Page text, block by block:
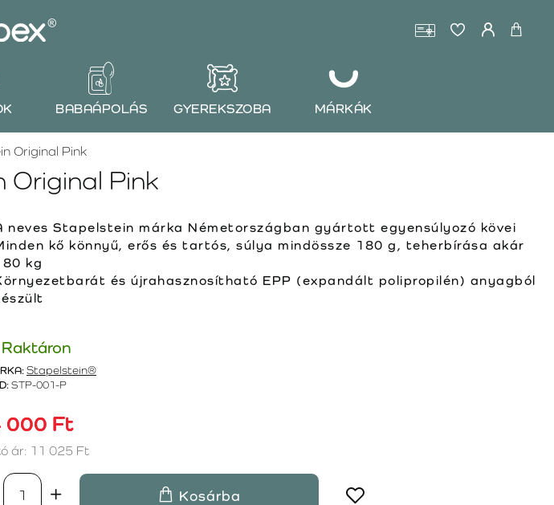
BABAÁPOLÁS GYEREKSZOBA MÁRKÁK
Original Pink
Original Pink
neves Stapelstein márka Németországban gyártott egyensúlyozó kövei
kő könnyű, erős és tartós, súlya mindössze 180 g, teherbírása akár
kg
és újrahasznosítható EPP (expandált polipropilén) anyagból
Raktáron
Stapelstein®
STP-001-P
000 Ft
ár: 11 025 Ft
Kosárba